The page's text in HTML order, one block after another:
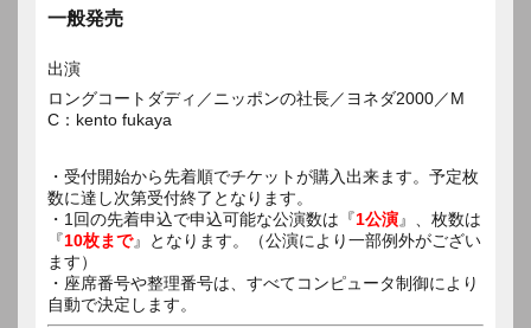
一般発売
出演
ロングコートダディ／ニッポンの社長／ヨネダ2000／M
C：kento fukaya
・受付開始から先着順でチケットが購入出来ます。予定枚
数に達し次第受付終了となります。
・1回の先着申込で申込可能な公演数は『1公演』、枚数は
『10枚まで』となります。（公演により一部例外がござい
ます）
・座席番号や整理番号は、すべてコンピュータ制御により
自動で決定します。